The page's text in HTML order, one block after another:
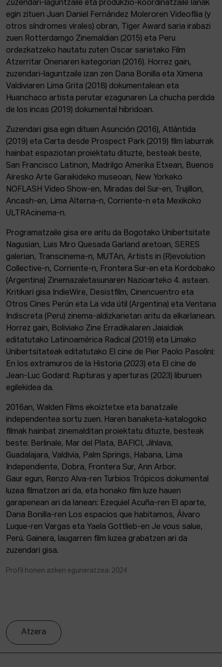
Zuzendari-laguntzaile eta produkzio-koordinatzaile lanak
egin zituen Juan Daniel Fernández Moleroren Videofilia (y
otros síndromes virales) obran, Tiger Award saria irabazi
zuen Rotterdamgo Zinemaldian (2015) eta Peru
ordezkatzeko hautatu zuten Oscar sarietako Film
Atzerritar Onenaren kategorian (2016). Horrez gain,
zuzendari-laguntzaile izan zen Dana Bonilla eta Ximena
Valdiviaren Lima Grita (2018) dokumentalean eta
Huanchaco artista perutar ezagunaren La chucha perdida
de los incas (2019) dokumental hibridoan.
Zuzendari gisa egin dituen Asunción (2016), Atlántida
(2019) eta Carta desde Prospect Park (2019) film laburrak
hainbat espaziotan proiektatu dituzte, besteak beste,
San Francisco Latinon, Madrilgo Amerika Etxean, Buenos
Airesko Arte Garaikideko museoan, New Yorkeko
NOFLASH Video Show-en, Miradas del Sur-en, Trujillon,
Ancash-en, Lima Alterna-n, Corriente-n eta Mexikoko
ULTRAcinema-n.
Programatzaile gisa ere aritu da Bogotako Unibertsitate
Nagusian, Luis Miro Quesada Garland aretoan, SERES
galerian, Transcinema-n, MUTAn, Artists in (R)evolution
Collective-n, Corriente-n, Frontera Sur-en eta Kordobako
(Argentina) Zinemazaletasunaren Nazioarteko 4. astean.
Kritikari gisa IndieWire, Desistfilm, Cinencuentro eta
Otros Cines Perún eta La vida útil (Argentina) eta Ventana
Indiscreta (Peru) zinema-aldizkarietan aritu da elkarlanean.
Horrez gain, Boliviako Zine Erradikalaren Jaialdiak
editatutako Latinoamérica Radical (2019) eta Limako
Unibertsitateak editatutako El cine de Pier Paolo Pasolini:
En los extramuros de la Historia (2023) eta El cine de
Jean-Luc Godard: Rupturas y aperturas (2023) liburuen
egilekidea da.
2016an, Walden Films ekoiztetxe eta banatzaile
independentea sortu zuen. Haren banaketa-katalogoko
filmak hainbat zinemalditan proiektatu dituzte, besteak
beste: Berlinale, Mar del Plata, BAFICI, Jihlava,
Guadalajara, Valdivia, Palm Springs, Habana, Lima
Independiente, Dobra, Frontera Sur, Ann Arbor.
Gaur egun, Renzo Alva-ren Turbios Trópicos dokumental
luzea filmatzen ari da, eta honako film luze hauen
garapenean ari da lanean: Ezequiel Acuña-ren El aparte,
Dana Bonilla-ren Los espacios que habitamos, Álvaro
Luque-ren Vargas eta Yaela Gottlieb-en Je vous salue,
Perú. Gainera, laugarren film luzea grabatzen ari da
zuzendari gisa.
Profil honen azken eguneratzea: 2024
Atzera